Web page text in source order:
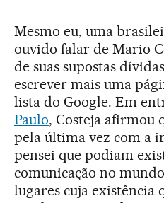
Mesmo eu, uma
ouvido falar de Mario
de suas supostas
escrever mais uma
lista do Google. Em
Paulo, Costeja afirmou
pela última vez com a
pensei que podiam
comunicação no
lugares cuja existência